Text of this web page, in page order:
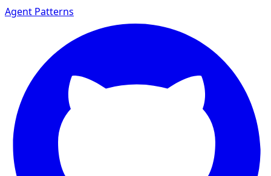
Agent Patterns